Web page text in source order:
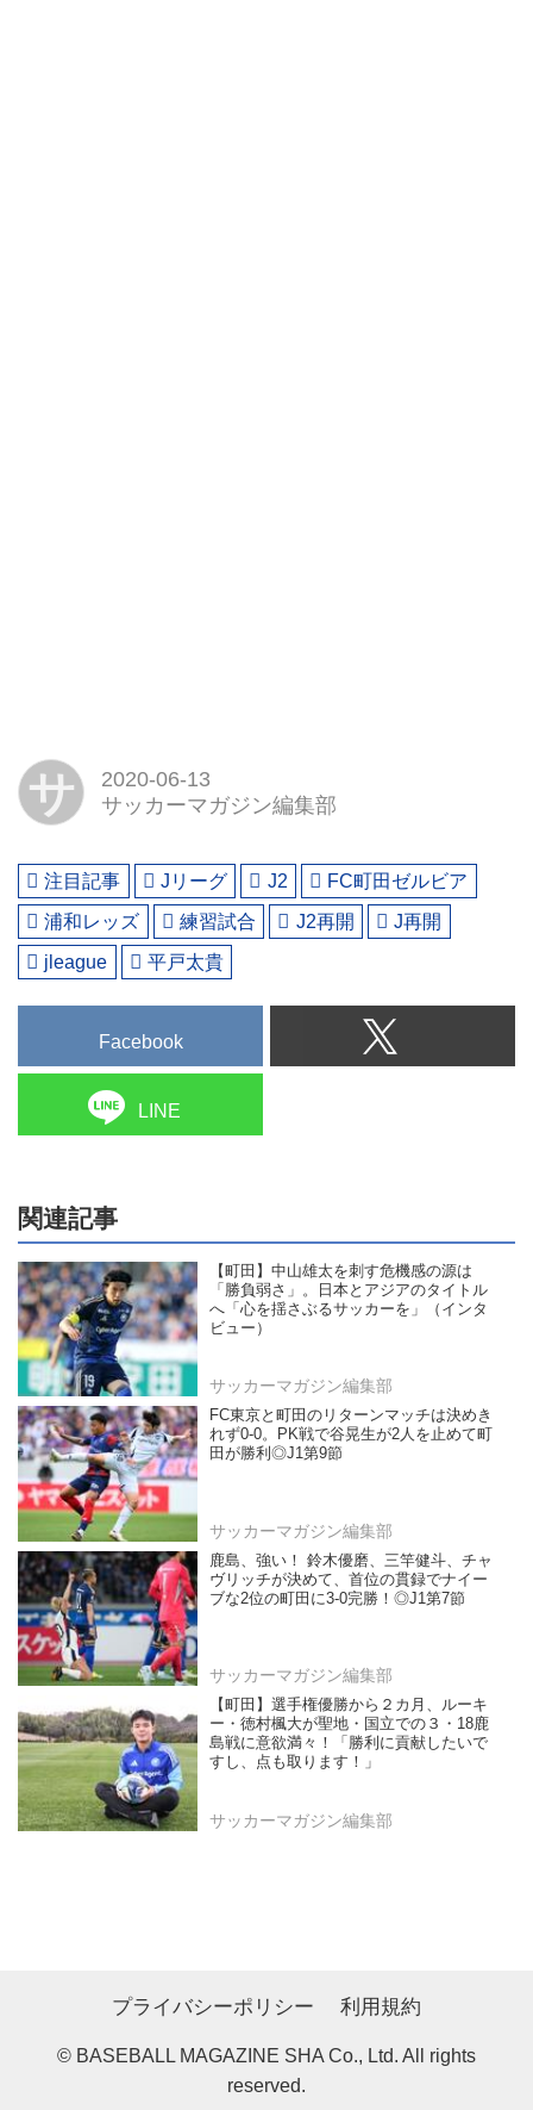
サ
2020-06-13
サッカーマガジン編集部
注目記事 Jリーグ J2
FC町田ゼルビア
浦和レッズ
練習試合 J2再開
J再開
jleague
平戸太貴
Facebook
LINE
関連記事
【町田】中山雄太を刺す危機感の源は
「勝負弱さ」。日本とアジアのタイトル
へ「心を揺さぶるサッカーを」（インタ
ビュー）
サッカーマガジン編集部
FC東京と町田のリターンマッチは決めき
れず0-0。PK戦で谷晃生が2人を止めて町
田が勝利◎J1第9節
サッカーマガジン編集部
鹿島、強い！ 鈴木優磨、三竿健斗、チャ
ヴリッチが決めて、首位の貫録でナイー
ブな2位の町田に3-0完勝！◎J1第7節
サッカーマガジン編集部
【町田】選手権優勝から２カ月、ルーキ
ー・徳村楓大が聖地・国立での３・18鹿
島戦に意欲満々！「勝利に貢献したいで
すし、点も取ります！」
サッカーマガジン編集部
プライバシーポリシー 利用規約
© BASEBALL MAGAZINE SHA Co., Ltd. All rights
reserved.